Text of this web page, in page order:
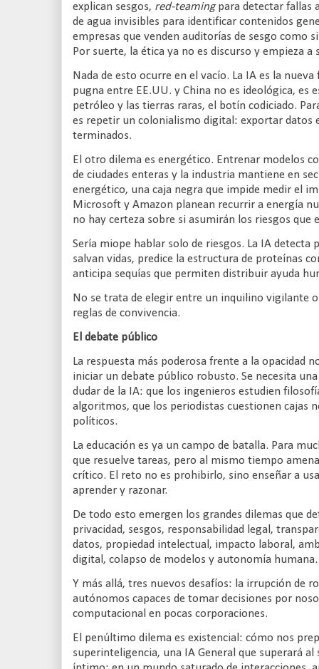
explican sesgos, red-teamingpara detectar fallas
de agua invisibles para identificar contenidos
empresas que venden auditorías de sesgo como
Por suerte, la ética ya no es discurso y empieza a
Nada de esto ocurre en el vacío. La IA es la
pugna entre EE.UU. y China no es ideológica, es
petróleo y las tierras raras, el botín codiciado.
es repetir un colonialismo digital: exportar
terminados.
El otro dilema es energético. Entrenar modelos
de ciudades enteras y la industria mantiene en
energético, una caja negra que impide medir el
Microsoft y Amazon planean recurrir a energía
no hay certeza sobre si asumirán los riesgos que
Sería miope hablar solo de riesgos. La IA detecta
salvan vidas, predice la estructura de proteínas
anticipa sequías que permiten distribuir ayuda
No se trata de elegir entre un inquilino vigilante
reglas de convivencia.
El debate público
La respuesta más poderosa frente a la opacidad
iniciar un debate público robusto. Se necesita
dudar de la IA: que los ingenieros estudien
algoritmos, que los periodistas cuestionen cajas
políticos.
La educación es ya un campo de batalla. Para
que resuelve tareas, pero al mismo tiempo
crítico. El reto no es prohibirlo, sino enseñar a
aprender y razonar.
De todo esto emergen los grandes dilemas que
privacidad, sesgos, responsabilidad legal,
datos, propiedad intelectual, impacto laboral,
digital, colapso de modelos y autonomía humana.
Y más allá, tres nuevos desafíos: la irrupción de
autónomos capaces de tomar decisiones por
computacional en pocas corporaciones.
El penúltimo dilema es existencial: cómo nos
superinteligencia, una IA General que superará